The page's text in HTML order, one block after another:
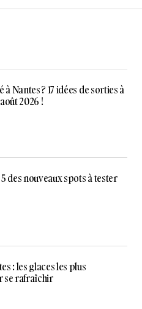
à Nantes ? 17 idées de sorties à
2026 !
des nouveaux spots à tester
: les glaces les plus
se rafraîchir